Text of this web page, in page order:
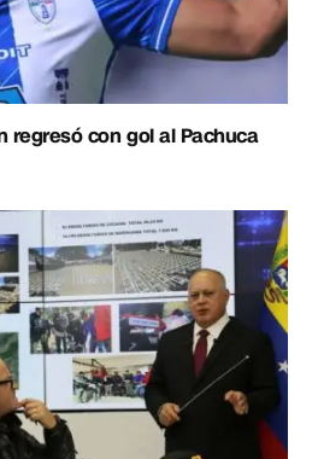
regresó con gol al Pachuca